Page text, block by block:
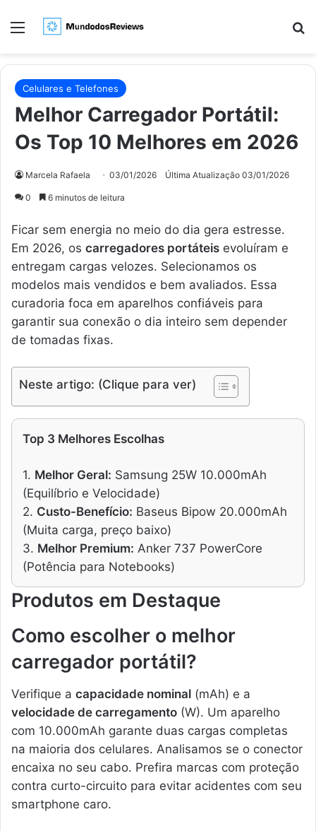
Menu
Celulares e Telefones
Melhor Carregador Portátil:
Os Top 10 Melhores em 2026
Marcela Rafaela 03/01/2026 Última Atualização 03/01/2026
0 6 minutos de leitura
Ficar sem energia no meio do dia gera estresse.
Em 2026, os carregadores portáteis evoluíram e
entregam cargas velozes. Selecionamos os
modelos mais vendidos e bem avaliados. Essa
curadoria foca em aparelhos confiáveis para
garantir sua conexão o dia inteiro sem depender
de tomadas fixas.
Neste artigo: (Clique para ver)
Top 3 Melhores Escolhas
1. Melhor Geral: Samsung 25W 10.000mAh
(Equilíbrio e Velocidade)
2. Custo-Benefício: Baseus Bipow 20.000mAh
(Muita carga, preço baixo)
3. Melhor Premium: Anker 737 PowerCore
(Potência para Notebooks)
Produtos em Destaque
Como escolher o melhor
carregador portátil?
Verifique a capacidade nominal (mAh) e a
velocidade de carregamento (W). Um aparelho
com 10.000mAh garante duas cargas completas
na maioria dos celulares. Analisamos se o conector
encaixa no seu cabo. Prefira marcas com proteção
contra curto-circuito para evitar acidentes com seu
smartphone caro.